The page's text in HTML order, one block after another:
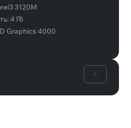
3120M
4 Гб
Graphics 4000